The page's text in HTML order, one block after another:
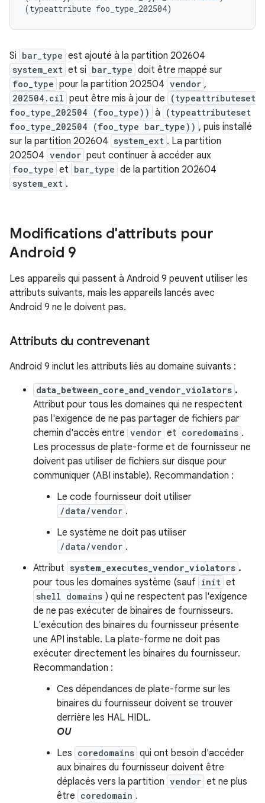
(typeattribute foo_type_202504)
Si bar_type est ajouté à la partition 202604
system_ext et si bar_type doit être mappé sur
foo_type pour la partition 202504 vendor ,
202504.cil peut être mis à jour de
(typeattributeset
foo_type_202504 (foo_type)) à
(typeattributeset
foo_type_202504 (foo_type bar_type)) , puis installé
sur la partition 202604 system_ext . La partition
202504 vendor peut continuer à accéder aux
foo_type et bar_type de la partition 202604
system_ext .
Modifications d'attributs pour
Android 9
Les appareils qui passent à Android 9 peuvent utiliser les
attributs suivants, mais les appareils lancés avec
Android 9 ne le doivent pas.
Attributs du contrevenant
Android 9 inclut les attributs liés au domaine suivants :
data_between_core_and_vendor_violators .
Attribut pour tous les domaines qui ne respectent
pas l'exigence de ne pas partager de fichiers par
chemin d'accès entre vendor et coredomains .
Les processus de plate-forme et de fournisseur ne
doivent pas utiliser de fichiers sur disque pour
communiquer (ABI instable). Recommandation :
Le code fournisseur doit utiliser
/data/vendor .
Le système ne doit pas utiliser
/data/vendor .
Attribut system_executes_vendor_violators .
pour tous les domaines système (sauf init et
shell domains ) qui ne respectent pas l'exigence
de ne pas exécuter de binaires de fournisseurs.
L'exécution des binaires du fournisseur présente
une API instable. La plate-forme ne doit pas
exécuter directement les binaires du fournisseur.
Recommandation :
Ces dépendances de plate-forme sur les
binaires du fournisseur doivent se trouver
derrière les HAL HIDL.
OU
Les coredomains qui ont besoin d'accéder
aux binaires du fournisseur doivent être
déplacés vers la partition vendor et ne plus
être coredomain .